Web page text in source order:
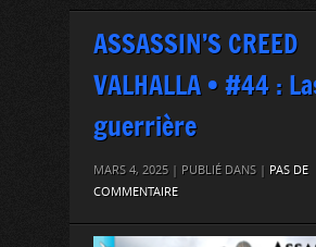
ASSASSIN’S CREED
VALHALLA • #44 :
guerrière
MARS 4, 2025 | PUBLIÉ DANS | PAS DE
COMMENTAIRE